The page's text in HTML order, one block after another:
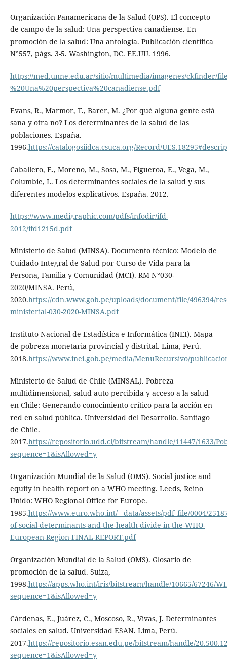
Organización Panamericana de la Salud (OPS). El concepto
de campo de la salud: Una perspectiva canadiense. En
promoción de la salud: Una antología. Publicación científica
N°557, págs. 3-5. Washington, DC. EE.UU. 1996.
https://med.unne.edu.ar/sitio/multimedia/imagenes/ckfinder/
%20Una%20perspectiva%20canadiense.pdf
Evans, R., Marmor, T., Barer, M. ¿Por qué alguna gente está
sana y otra no? Los determinantes de la salud de las
poblaciones. España.
1996.https://catalogosiidca.csuca.org/Record/
Caballero, E., Moreno, M., Sosa, M., Figueroa, E., Vega, M.,
Columbie, L. Los determinantes sociales de la salud y sus
diferentes modelos explicativos. España. 2012.
https://www.medigraphic.com/pdfs/infodir/ifd-
2012/ifd1215d.pdf
Ministerio de Salud (MINSA). Documento técnico: Modelo de
Cuidado Integral de Salud por Curso de Vida para la
Persona, Familia y Comunidad (MCI). RM N°030-
2020/MINSA. Perú,
2020.https://cdn.www.gob.pe/uploads/document/file/496394/
ministerial-030-2020-MINSA.pdf
Instituto Nacional de Estadística e Informática (INEI). Mapa
de pobreza monetaria provincial y distrital. Lima, Perú.
2018.https://www.inei.gob.pe/media/MenuRecursivo/
Ministerio de Salud de Chile (MINSAL). Pobreza
multidimensional, salud auto percibida y acceso a la salud
en Chile: Generando conocimiento crítico para la acción en
red en salud pública. Universidad del Desarrollo. Santiago
de Chile.
2017.https://repositorio.udd.cl/bitstream/handle/11447/1633/
sequence=1&isAllowed=y
Organización Mundial de la Salud (OMS). Social justice and
equity in health report on a WHO meeting. Leeds, Reino
Unido: WHO Regional Office for Europe.
1985.https://www.euro.who.int/__data/assets/pdf_file/0004/
of-social-determinants-and-the-health-divide-in-the-WHO-
European-Region-FINAL-REPORT.pdf
Organización Mundial de la Salud (OMS). Glosario de
promoción de la salud. Suiza,
1998.https://apps.who.int/iris/bitstream/handle/10665/67246/
sequence=1&isAllowed=y
Cárdenas, E., Juárez, C., Moscoso, R., Vivas, J. Determinantes
sociales en salud. Universidad ESAN. Lima, Perú.
2017.https://repositorio.esan.edu.pe/bitstream/handle/
sequence=1&isAllowed=y